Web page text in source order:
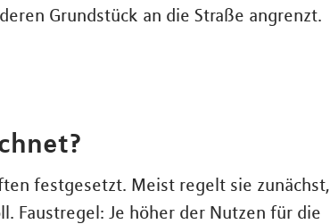
Grundstück an die Straße angrenzt.
festgesetzt. Meist regelt sie zunächst,
Faustregel: Je höher der Nutzen für die